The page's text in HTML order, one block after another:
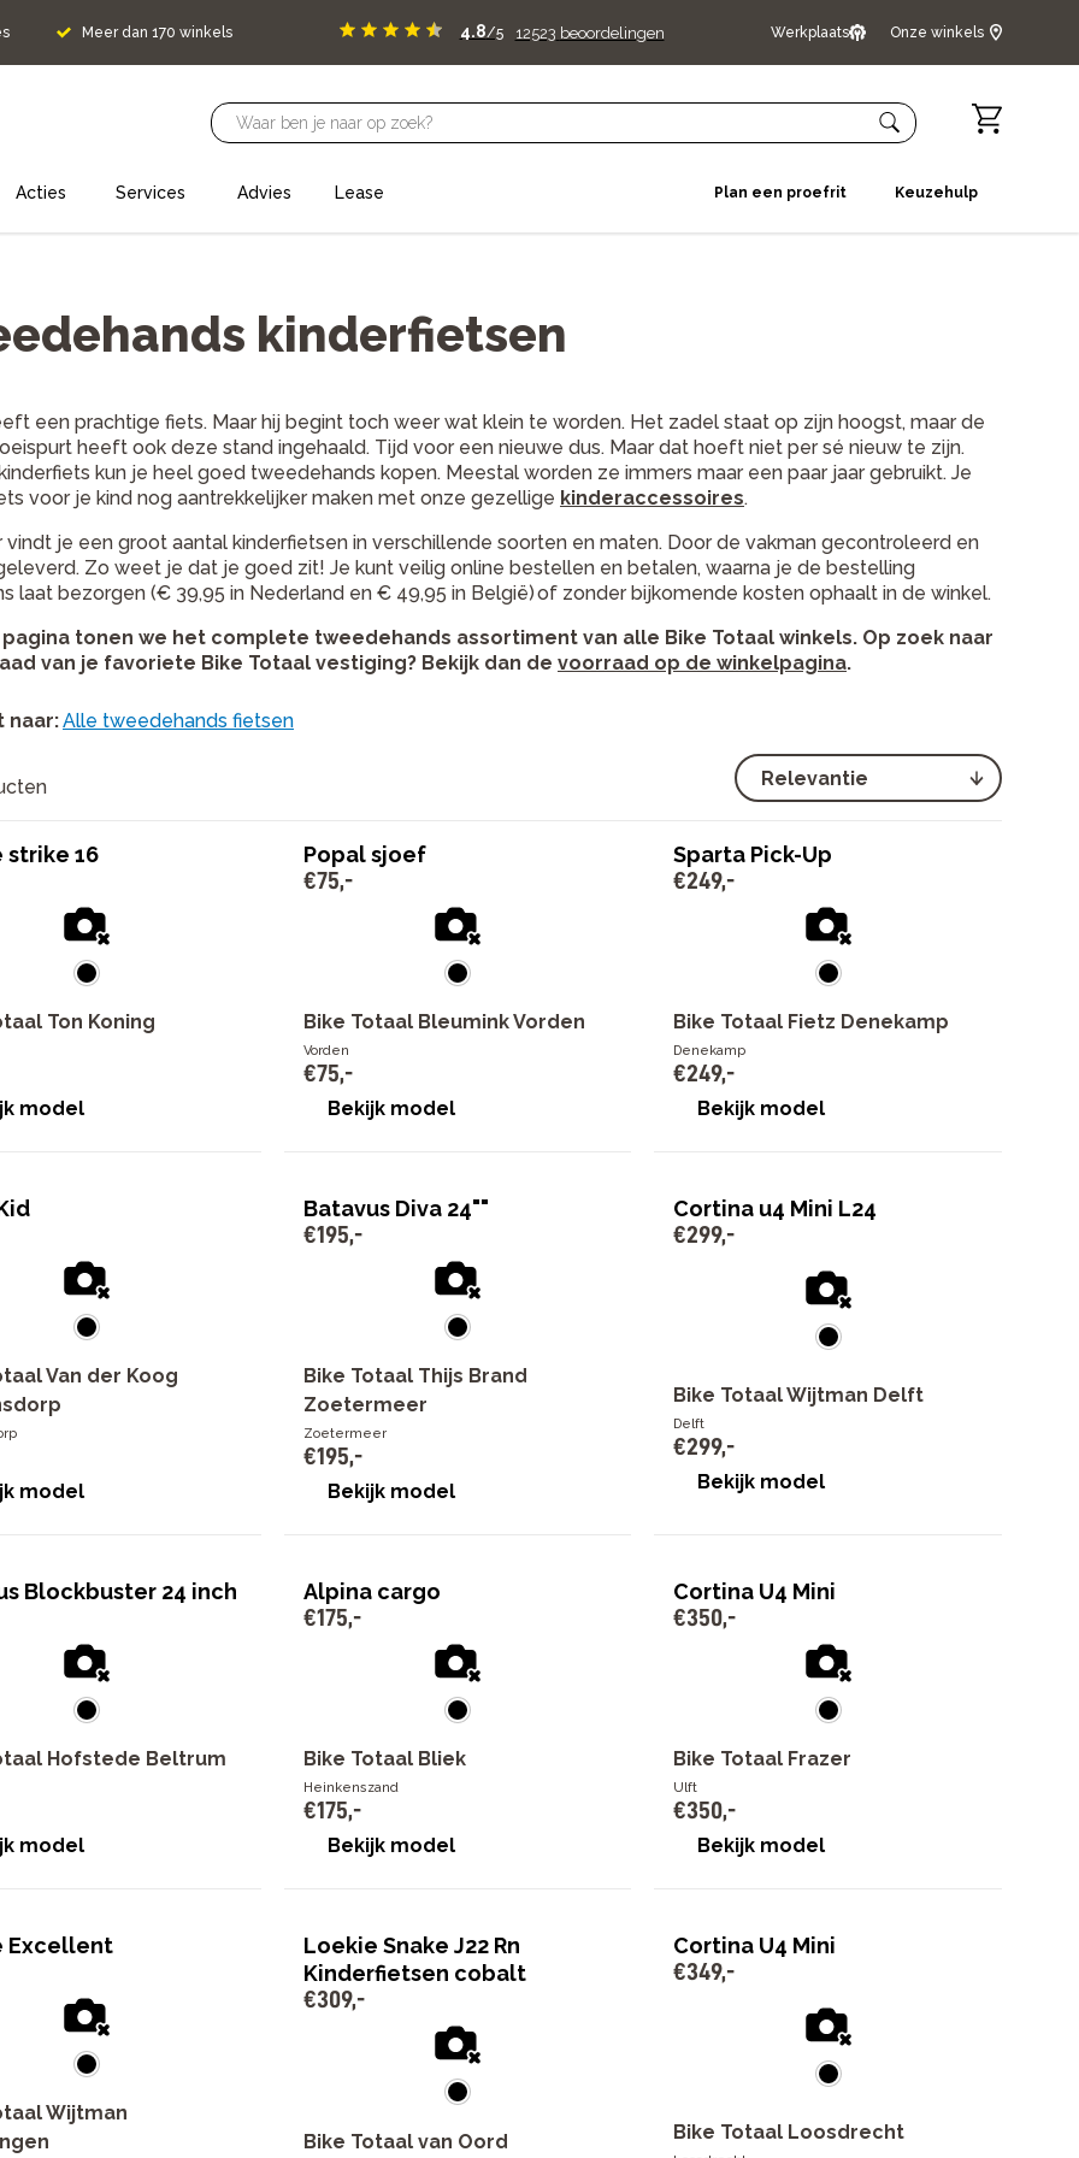
Meer dan 170 winkels 4.8/5 12523 beoordelingen Werkplaats Onze winkels
Acties Services Advies Lease Plan een proefrit Keuzehulp
kinderfietsen
een prachtige fiets. Maar hij begint toch weer wat klein te worden. Het zadel staat op zijn hoogst, maar de
heeft ook deze stand ingehaald. Tijd voor een nieuwe dus. Maar dat hoeft niet per sé nieuw te zijn.
kun je heel goed tweedehands kopen. Meestal worden ze immers maar een paar jaar gebruikt. Je
voor je kind nog aantrekkelijker maken met onze gezellige kinderaccessoires.
vindt je een groot aantal kinderfietsen in verschillende soorten en maten. Door de vakman gecontroleerd en
Zo weet je dat je goed zit! Je kunt veilig online bestellen en betalen, waarna je de bestelling
laat bezorgen (€ 39,95 in Nederland en € 49,95 in België) of zonder bijkomende kosten ophaalt in de winkel.
tonen we het complete tweedehands assortiment van alle Bike Totaal winkels. Op zoek naar
van je favoriete Bike Totaal vestiging? Bekijk dan de voorraad op de winkelpagina.
naar:Alle tweedehands fietsen
strike 16
Ton Koning
model
Popal sjoef
€75,-
Bike Totaal Bleumink Vorden
Vorden
€75,-
Bekijk model
Sparta Pick-Up
€249,-
Bike Totaal Fietz Denekamp
Denekamp
€249,-
Bekijk model
Van der Koog
model
Batavus Diva 24""
€195,-
Bike Totaal Thijs Brand
Zoetermeer
Zoetermeer
€195,-
Bekijk model
Cortina u4 Mini L24
€299,-
Bike Totaal Wijtman Delft
Delft
€299,-
Bekijk model
Blockbuster 24 inch
Hofstede Beltrum
model
Alpina cargo
€175,-
Bike Totaal Bliek
Heinkenszand
€175,-
Bekijk model
Cortina U4 Mini
€350,-
Bike Totaal Frazer
Ulft
€350,-
Bekijk model
Excellent
Wijtman
Loekie Snake J22 Rn
Kinderfietsen cobalt
€309,-
Bike Totaal van Oord
Cortina U4 Mini
€349,-
Bike Totaal Loosdrecht